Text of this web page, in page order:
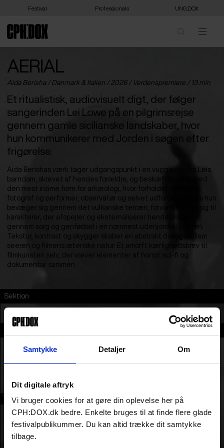
Samtykke Detaljer Om
Dit digitale aftryk
Vi bruger cookies for at gøre din oplevelse her på
CPH:DOX.dk bedre. Enkelte bruges til at finde flere glade
festivalpublikummer. Du kan altid trække dit samtykke
tilbage.
Festival Professionals UNG:DOX
TRAILER
AERIAL
Aida Berisha /Danmark& Italien / 2026 / Verdenspremiere / 13 min
Et ritualistisk, audiovisuelt digt, der følger
sangerinden Lei Lowe på en pilgrimsrejse
gennem gamle sicilianske landskaber, hvor
hun kommunikerer med Jorden i søgen efter
frigørelse.
Aida Berishas værk tager udgangspunkt i en vuggevise fra Leis
barndom, skrevet af hendes forældre, og beskæftiger sig med
den mest intime form for arkæologi, hvor forholdet mellem
fotograf og performer, observatør og selvet udforskes. Mens hun
bevæger sig gennem det vulkanske terræn, forvandler hun sig til
karakterer, der afspejler og eksternaliserer hendes rejse
gennem sorg og genfødsel i en nærmest udenjordisk verden.
Tekstur, kontrast og skygger skaber en abstrakt dialog mellem
seeren og filmens æteriske natur. Et amorft kærlighedsbrev til
filmkunsten selv, der væver elementer af horror, sci-fi og
dokumentar sammen.
Sektion